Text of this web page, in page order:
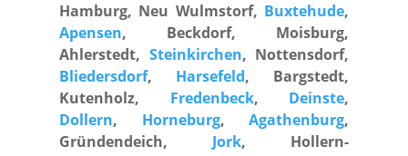
Hamburg, Neu Wulmstorf, Buxtehude,
Apensen, Beckdorf, Moisburg,
Ahlerstedt, Steinkirchen, Nottensdorf,
Bliedersdorf, Harsefeld, Bargstedt,
Kutenholz, Fredenbeck, Deinste,
Dollern, Horneburg,Agathenburg,
Gründendeich, Jork, Hollern-